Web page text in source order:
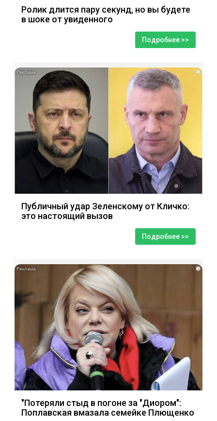
Ролик длится пару секунд, но вы будете
в шоке от увиденного
Подробнее >>
i
Публичный удар Зеленскому от Кличко:
это настоящий вызов
Подробнее >>
i
"Потеряли стыд в погоне за "Диором":
Поплавская вмазала семейке Плющенко